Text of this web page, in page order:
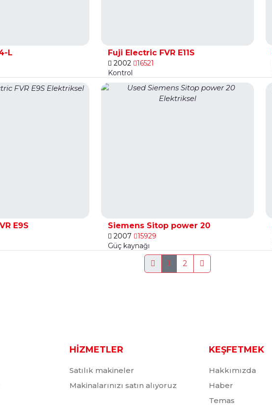
L Fuji Electric FVR E11S
2002
16521
Kontrol
E9S Siemens Sitop power 20
2007
15929
Güç kaynağı
1 2
HİZMETLER
Satılık makineler
Makinalarınızı satın alıyoruz
KEŞFETMEK
Hakkımızda
Haber
Temas